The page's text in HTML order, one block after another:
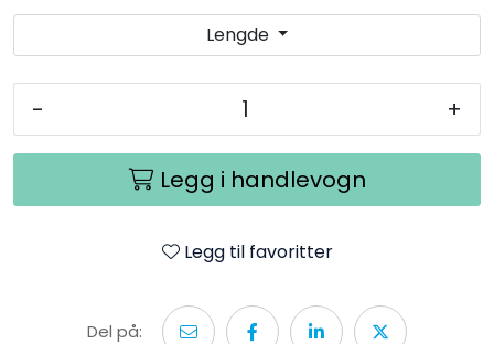
Lengde
- +
Legg i handlevogn
Legg til favoritter
Del på: